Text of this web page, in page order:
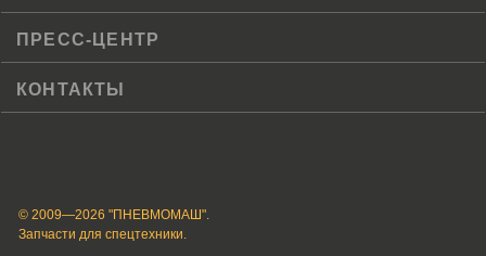
ПРЕСС-ЦЕНТР
КОНТАКТЫ
© 2009—2026 "ПНЕВМОМАШ".
Запчасти для спецтехники.